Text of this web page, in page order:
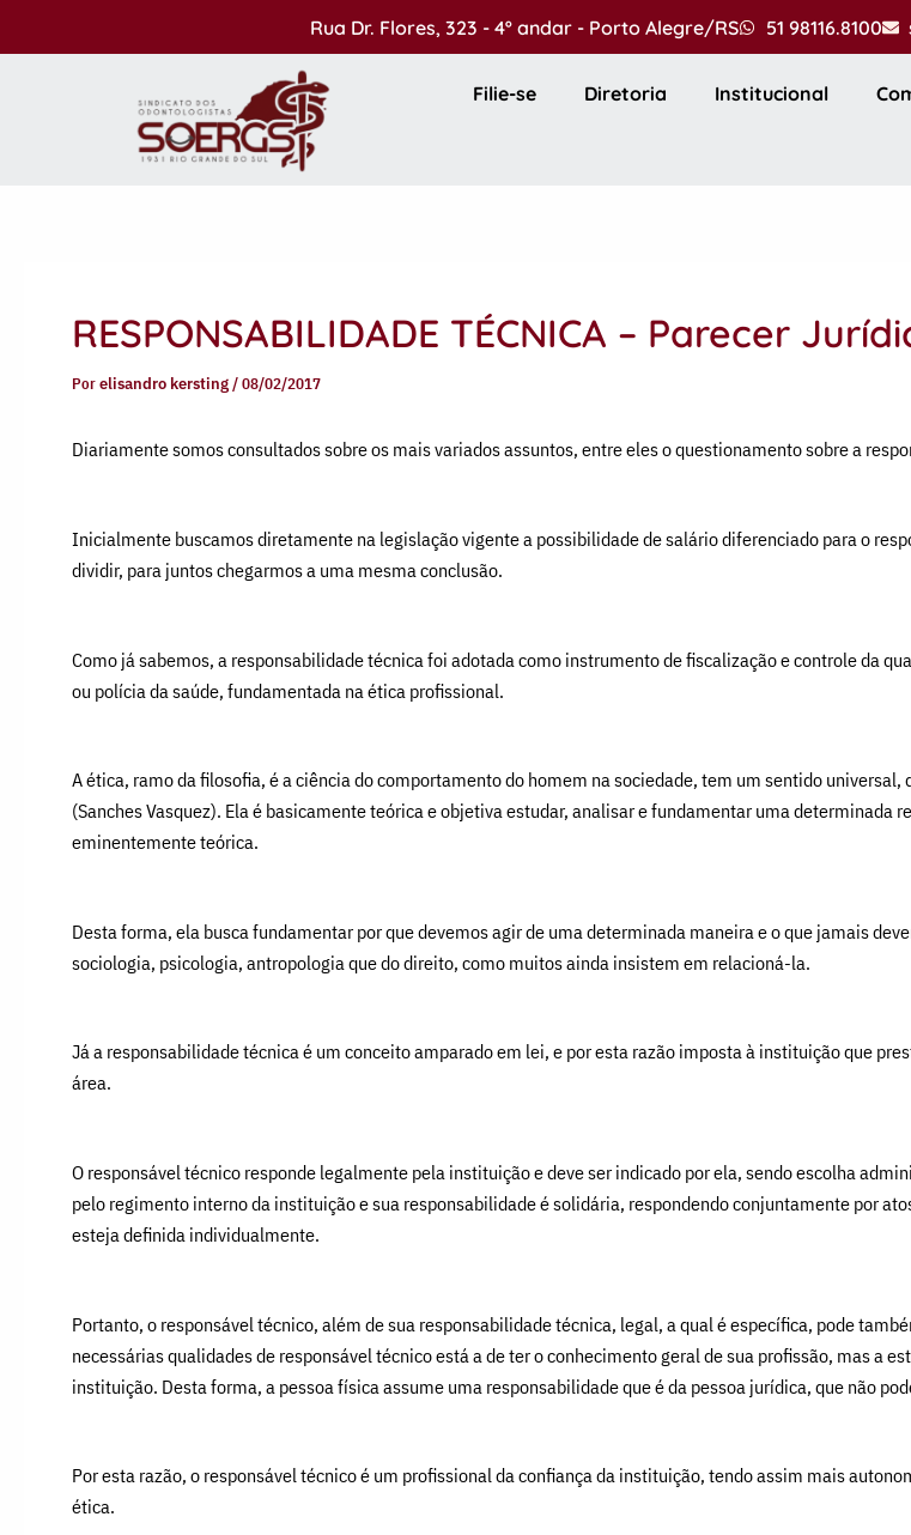
Rua Dr. Flores, 323 - 4º andar - Porto Alegre/RS 51 98116.8100
Filie-se Diretoria Institucional
RESPONSABILIDADE TÉCNICA – Parecer
Porelisandro kersting/08/02/2017
Diariamente somos consultados sobre os mais variados assuntos, entre eles o questionamento sobre a
Inicialmente buscamos diretamente na legislação vigente a possibilidade de salário diferenciado para o
dividir, para juntos chegarmos a uma mesma conclusão.
Como já sabemos, a responsabilidade técnica foi adotada como instrumento de fiscalização e controle da
ou polícia da saúde, fundamentada na ética profissional.
A ética, ramo da filosofia, é a ciência do comportamento do homem na sociedade, tem um sentido
(Sanches Vasquez). Ela é basicamente teórica e objetiva estudar, analisar e fundamentar uma determinada
eminentemente teórica.
Desta forma, ela busca fundamentar por que devemos agir de uma determinada maneira e o que jamais
sociologia, psicologia, antropologia que do direito, como muitos ainda insistem em relacioná-la.
Já a responsabilidade técnica é um conceito amparado em lei, e por esta razão imposta à instituição que
área.
O responsável técnico responde legalmente pela instituição e deve ser indicado por ela, sendo escolha
pelo regimento interno da instituição e sua responsabilidade é solidária, respondendo conjuntamente por
esteja definida individualmente.
Portanto, o responsável técnico, além de sua responsabilidade técnica, legal, a qual é específica, pode
necessárias qualidades de responsável técnico está a de ter o conhecimento geral de sua profissão, mas a
instituição. Desta forma, a pessoa física assume uma responsabilidade que é da pessoa jurídica, que não
Por esta razão, o responsável técnico é um profissional da confiança da instituição, tendo assim mais
ética.